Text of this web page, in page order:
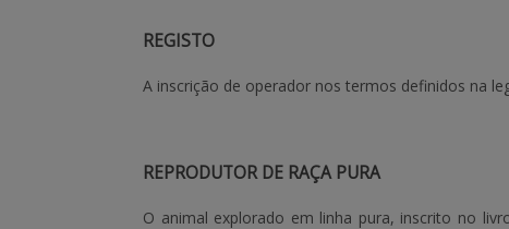
REGISTO
A inscrição de operador nos termos definidos na
REPRODUTOR DE RAÇA PURA
O animal explorado em linha pura, inscrito no